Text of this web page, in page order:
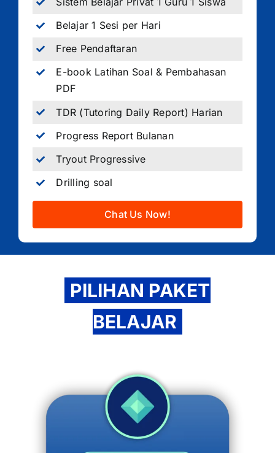
Belajar 1 Sesi per Hari
Free Pendaftaran
E-book Latihan Soal & Pembahasan
PDF
TDR (Tutoring Daily Report) Harian
Progress Report Bulanan
Tryout Progressive
Drilling soal
Chat Us Now!
PILIHAN PAKET
BELAJAR